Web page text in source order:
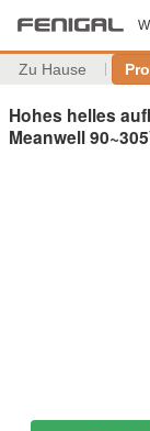
Zu Hause
Hohes helles
Meanwell